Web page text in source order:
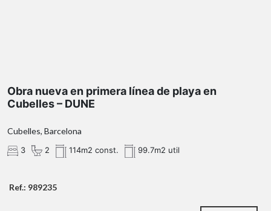
Obra nueva en primera línea de playa en
Cubelles – DUNE
Cubelles, Barcelona
3 2 114m2 const. 99.7m2 util
Ref.: 989235